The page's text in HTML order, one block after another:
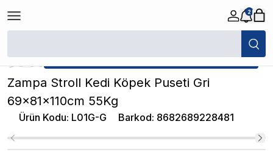
2
/ Zampa Stroll Kedi Köpek Puseti Gri
★ Atakan Petshop, Zampa yetkili satıcısıdır.
Zampa Stroll Kedi Köpek Puseti Gri
69x81x110cm 55Kg
Ürün Kodu: L01G-G Barkod: 8682689228481